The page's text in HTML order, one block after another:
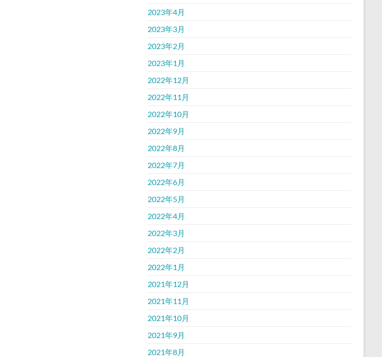
2023年4月
2023年3月
2023年2月
2023年1月
2022年12月
2022年11月
2022年10月
2022年9月
2022年8月
2022年7月
2022年6月
2022年5月
2022年4月
2022年3月
2022年2月
2022年1月
2021年12月
2021年11月
2021年10月
2021年9月
2021年8月